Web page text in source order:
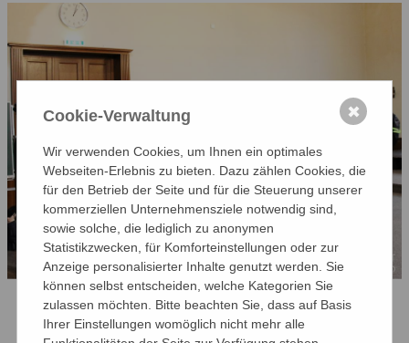
Vorbereitend haben Monsieur Miot und Frau
Cookie-Verwaltung
Wir verwenden Cookies, um Ihnen ein optimales
Webseiten-Erlebnis zu bieten. Dazu zählen Cookies, die
für den Betrieb der Seite und für die Steuerung unserer
kommerziellen Unternehmensziele notwendig sind,
sowie solche, die lediglich zu anonymen
Statistikzwecken, für Komforteinstellungen oder zur
Anzeige personalisierter Inhalte genutzt werden. Sie
können selbst entscheiden, welche Kategorien Sie
zulassen möchten. Bitte beachten Sie, dass auf Basis
Ihrer Einstellungen womöglich nicht mehr alle
✖